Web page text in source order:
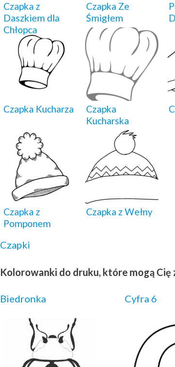
Czapka z
Daszkiem dla
Chłopca
Czapka Ze
Śmigłem
Czapka Kucharza
Czapka
Kucharska
Czapka z
Pomponem
Czapka z Wełny
Czapki
Kolorowanki do druku, które mogą Cię
Biedronka Cyfra 6